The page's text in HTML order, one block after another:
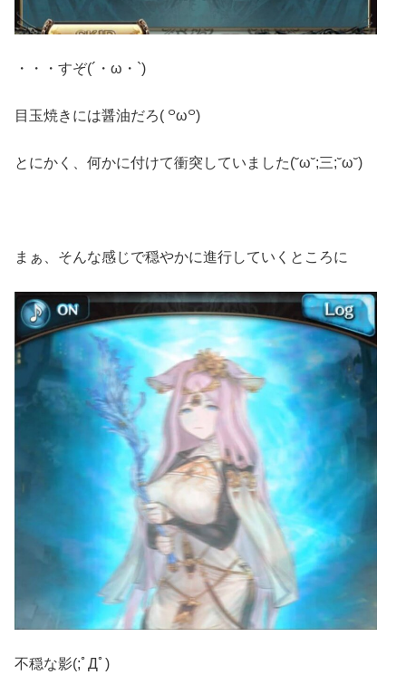
・・・すぞ(´・ω・`)
目玉焼きには醤油だろ( ꒪ω꒪)
とにかく、何かに付けて衝突していました(˘ω˘;三;˘ω˘)
まぁ、そんな感じで穏やかに進行していくところに
不穏な影(;ﾟДﾟ)